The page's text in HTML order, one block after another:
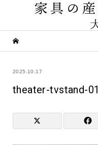
2025.10.17
theater-tvstand-01